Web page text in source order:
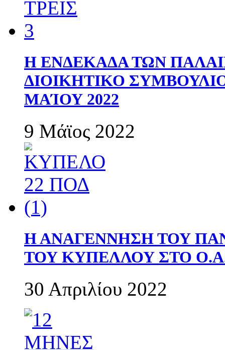
Η ΕΝΔΕΚΑΔΑ ΤΩΝ
ΔΙΟΙΚΗΤΙΚΟ
ΜΑΊΟΥ 2022
9 Μάϊος 2022
Η ΑΝΑΓΕΝΝΗΣΗ ΤΟΥ
ΤΟΥ ΚΥΠΕΛΛΟΥ ΣΤΟ
30 Απριλίου 2022